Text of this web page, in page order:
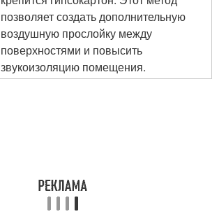
позволяет создать дополнительную
воздушную прослойку между
поверхностями и повысить
звукоизоляцию помещения.